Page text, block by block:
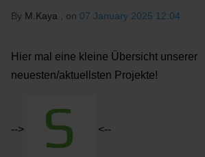
By M.Kaya , on 07 January 2025 12:04
Hier mal eine kleine Übersicht unserer
neuesten/aktuellsten Projekte!
--> <--